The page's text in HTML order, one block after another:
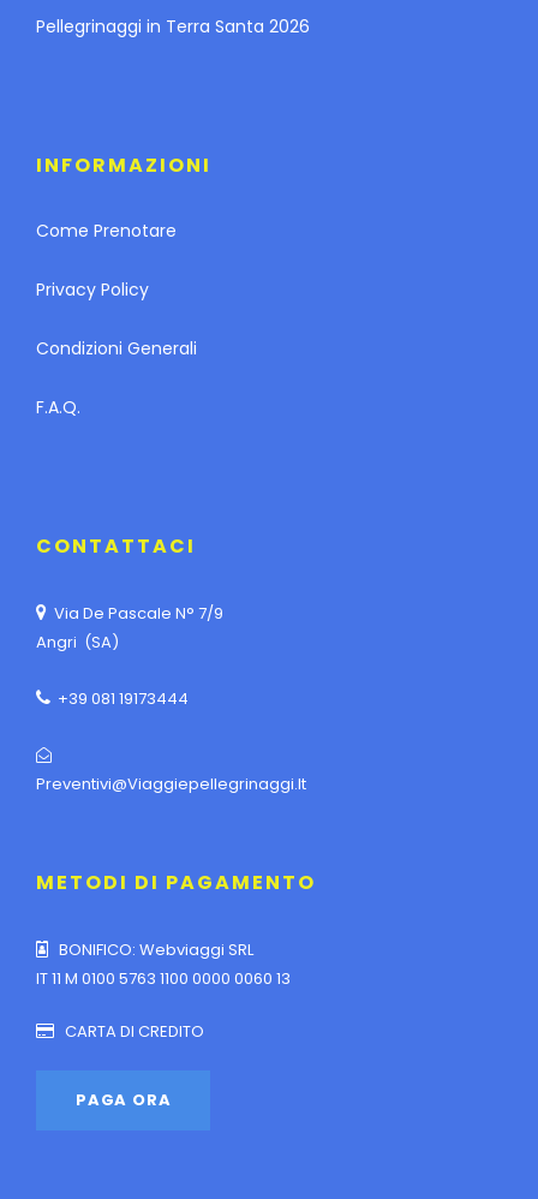
Pellegrinaggi in Terra Santa 2026
INFORMAZIONI
Come Prenotare
Privacy Policy
Condizioni Generali
F.A.Q.
CONTATTACI
Via De Pascale N° 7/9
Angri (SA)
+39 081 19173444
Preventivi@viaggiepellegrinaggi.it
METODI DI PAGAMENTO
BONIFICO: Webviaggi SRL
IT 11 M 0100 5763 1100 0000 0060 13
CARTA DI CREDITO